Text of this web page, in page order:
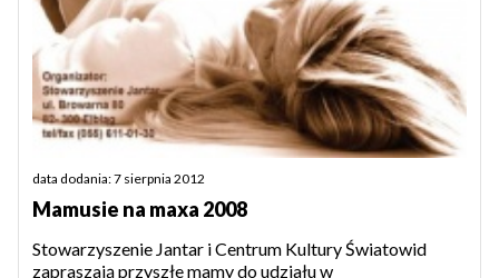
data dodania: 7 sierpnia 2012
Mamusie na maxa 2008
Stowarzyszenie Jantar i Centrum Kultury Światowid
zapraszają przyszłe mamy do udziału w